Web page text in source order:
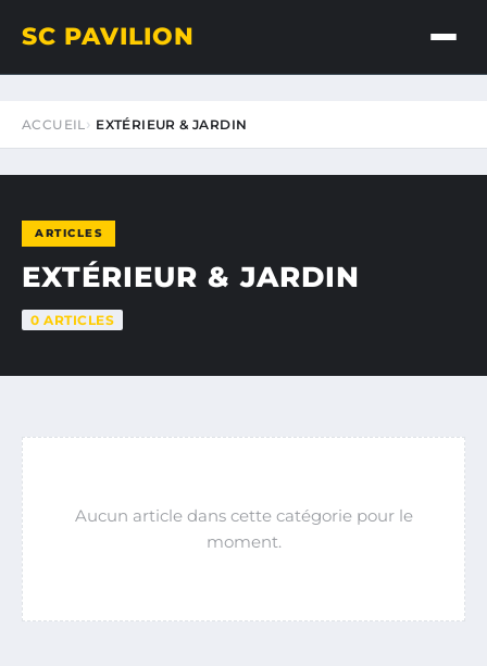
SC PAVILION
ACCUEIL EXTÉRIEUR & JARDIN
ARTICLES
EXTÉRIEUR & JARDIN
0 ARTICLES
Aucun article dans cette catégorie pour le
moment.